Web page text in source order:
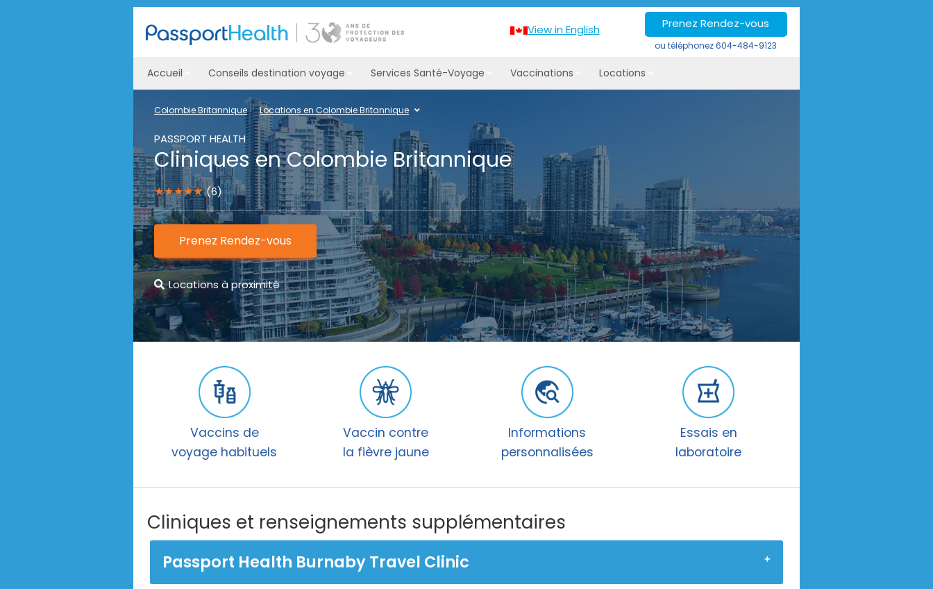
View in English Prenez Rendez-vous
ou téléphonez604-484-9123
Accueil Conseils destination voyage Services Santé-Voyage Vaccinations Locations
Colombie Britannique Locations en Colombie Britannique
PASSPORT HEALTH
Cliniques en Colombie Britannique
★★★★★ (6)
Prenez Rendez-vous
Locations à proximité
Vaccins de
voyage habituels
Vaccin contre
la fièvre jaune
Informations
personnalisées
Essais en
laboratoire
Cliniques et renseignements supplémentaires
Passport Health Burnaby Travel Clinic